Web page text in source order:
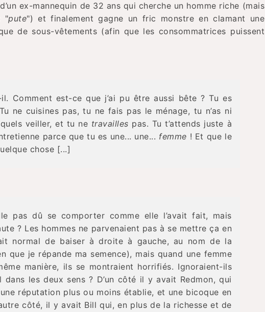
ex-mannequin de 32 ans qui cherche un homme riche (mais
"pute") et finalement gagne un fric monstre en clamant une
de sous-vêtements (afin que les consommatrices puissent
Comment est-ce que j’ai pu être aussi bête ? Tu es
ne cuisines pas, tu ne fais pas le ménage, tu n’as ni
veiller, et tu ne travailles pas. Tu t’attends juste à
parce que tu es une... une... femme ! Et que le
chose [...]
pas dû se comporter comme elle l’avait fait, mais
? Les hommes ne parvenaient pas à se mettre ça en
normal de baiser à droite à gauche, au nom de la
que je répande ma semence), mais quand une femme
manière, ils se montraient horrifiés. Ignoraient-ils
les deux sens ? D’un côté il y avait Redmon, qui
réputation plus ou moins établie, et une bicoque en
côté, il y avait Bill qui, en plus de la richesse et de